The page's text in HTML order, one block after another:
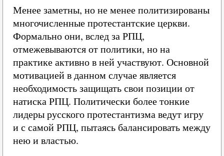
Менее заметны, но не менее политизированы
многочисленные протестантские церкви.
Формально они, вслед за РПЦ,
отмежевываются от политики, но на
практике активно в ней участвуют. Основной
мотивацией в данном случае является
необходимость защищать свои позиции от
натиска РПЦ. Политически более тонкие
лидеры русского протестантизма ведут игру
и с самой РПЦ, пытаясь балансировать между
нею и властью.